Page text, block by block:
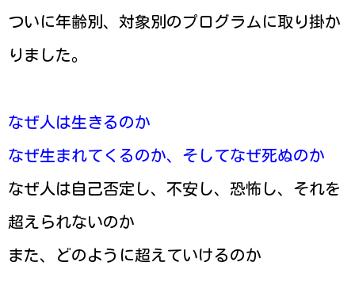
ついに年齢別、対象別のプログラムに取り掛か
りました。
なぜ人は生きるのか
なぜ生まれてくるのか、そしてなぜ死ぬのか
なぜ人は自己否定し、不安し、恐怖し、それを
超えられないのか
また、どのように超えていけるのか